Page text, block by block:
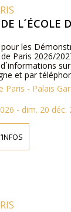
L´ÉCOLE
les
Paris 2026/
et par
Paris - Palais
- dim. 20 déc.